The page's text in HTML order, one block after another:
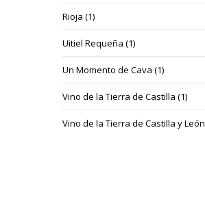
Rioja (1)
Uitiel Requeña (1)
Un Momento de Cava (1)
Vino de la Tierra de Castilla (1)
Vino de la Tierra de Castilla y León